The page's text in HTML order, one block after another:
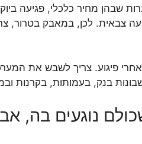
שבהן מחיר כלכלי, פגיעה
צבאית. לכן, במאבק בטרור,
פיגוע. צריך לשבש את
בנק, בעמותות, בקרנות
נוגעים בה,